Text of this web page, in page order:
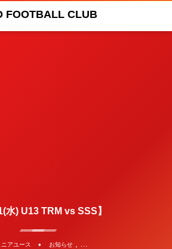
FOOTBALL CLUB
水) U13 TRM vs SSS】
ニアユース お知らせ, …